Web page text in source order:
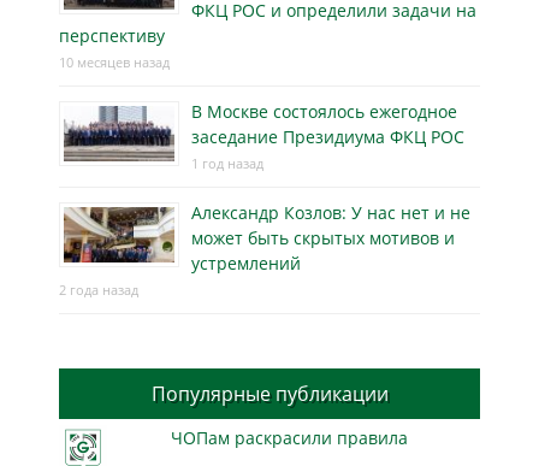
ФКЦ РОС и определили задачи на
перспективу
10 месяцев назад
В Москве состоялось ежегодное
заседание Президиума ФКЦ РОС
1 год назад
Александр Козлов: У нас нет и не
может быть скрытых мотивов и
устремлений
2 года назад
Популярные публикации
ЧОПам раскрасили правила